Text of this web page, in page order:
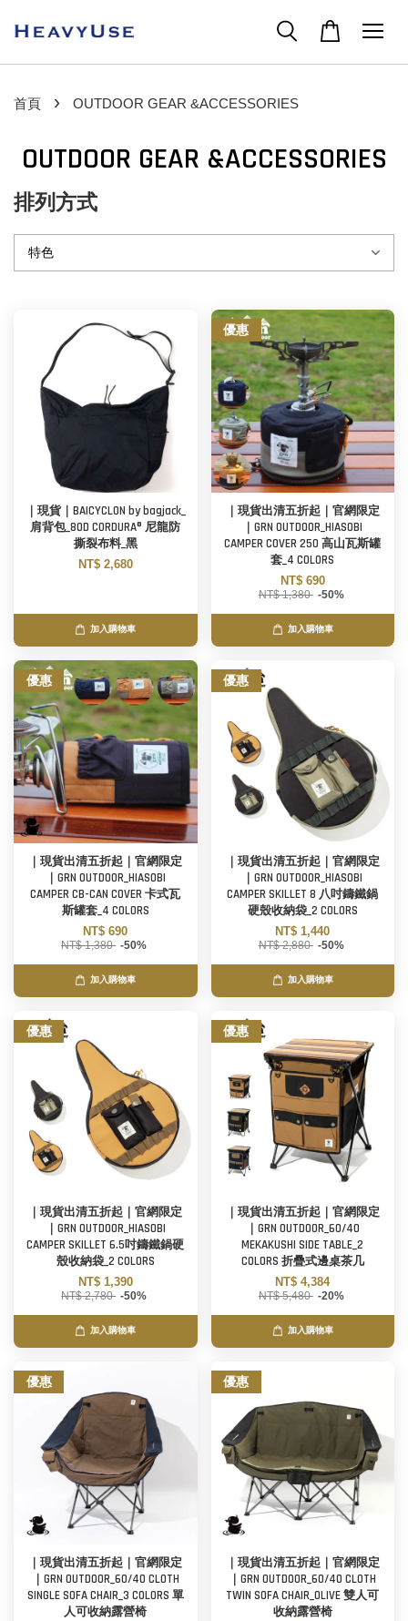
首頁 › OUTDOOR GEAR &ACCESSORIES
OUTDOOR GEAR &ACCESSORIES
排列方式
｜現貨｜BAICYCLON by bagjack_
肩背包_80D CORDURA® 尼龍防
撕裂布料_黑
NT$ 2,680
加入購物車
優惠
｜現貨出清五折起｜官網限定
｜GRN OUTDOOR_HIASOBI
CAMPER COVER 250 高山瓦斯罐
套_4 COLORS
NT$ 690
NT$ 1,380 -50%
加入購物車
優惠
｜現貨出清五折起｜官網限定
｜GRN OUTDOOR_HIASOBI
CAMPER CB-CAN COVER 卡式瓦
斯罐套_4 COLORS
NT$ 690
NT$ 1,380 -50%
加入購物車
優惠
｜現貨出清五折起｜官網限定
｜GRN OUTDOOR_HIASOBI
CAMPER SKILLET 8 八吋鑄鐵鍋
硬殼收納袋_2 COLORS
NT$ 1,440
NT$ 2,880 -50%
加入購物車
優惠
｜現貨出清五折起｜官網限定
｜GRN OUTDOOR_HIASOBI
CAMPER SKILLET 6.5吋鑄鐵鍋硬
殼收納袋_2 COLORS
NT$ 1,390
NT$ 2,780 -50%
加入購物車
優惠
｜現貨出清五折起｜官網限定
｜GRN OUTDOOR_60/40
MEKAKUSHI SIDE TABLE_2
COLORS 折疊式邊桌茶几
NT$ 4,384
NT$ 5,480 -20%
加入購物車
優惠
｜現貨出清五折起｜官網限定
｜GRN OUTDOOR_60/40 CLOTH
SINGLE SOFA CHAIR_3 COLORS 單
人可收納露營椅
優惠
｜現貨出清五折起｜官網限定
｜GRN OUTDOOR_60/40 CLOTH
TWIN SOFA CHAIR_OLIVE 雙人可
收納露營椅